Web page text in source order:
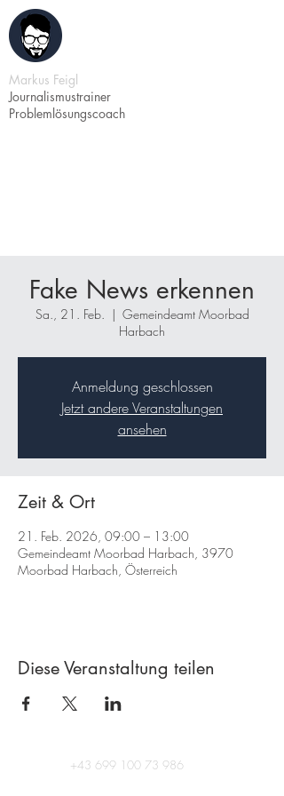
Markus Feigl
Journalismustrainer
Problemlösungscoach
Fake News erkennen
Sa., 21. Feb.
  |
Gemeindeamt Moorbad
Harbach
Anmeldung geschlossen
Jetzt andere Veranstaltungen
ansehen
Zeit & Ort
21. Feb. 2026, 09:00 – 13:00
Gemeindeamt Moorbad Harbach, 3970
Moorbad Harbach, Österreich
Diese Veranstaltung teilen
+43 699 100 73 986